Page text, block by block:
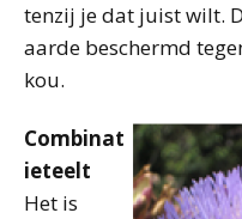
tenzij je dat juist wilt.
aarde beschermd
kou.
Combinat
ieteelt
Het is